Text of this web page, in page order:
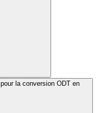
la conversion ODT en